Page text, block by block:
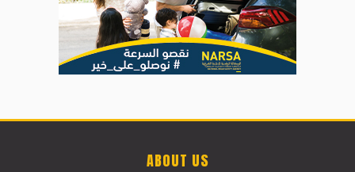
ABOUT US